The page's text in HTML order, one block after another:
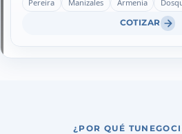
Pereira Manizales Armenia
COTIZAR
¿POR QUÉ